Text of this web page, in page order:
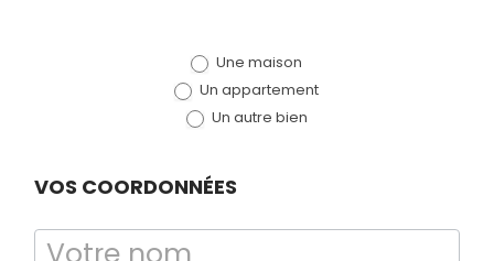
Une maison
Un appartement
Un autre bien
VOS COORDONNÉES